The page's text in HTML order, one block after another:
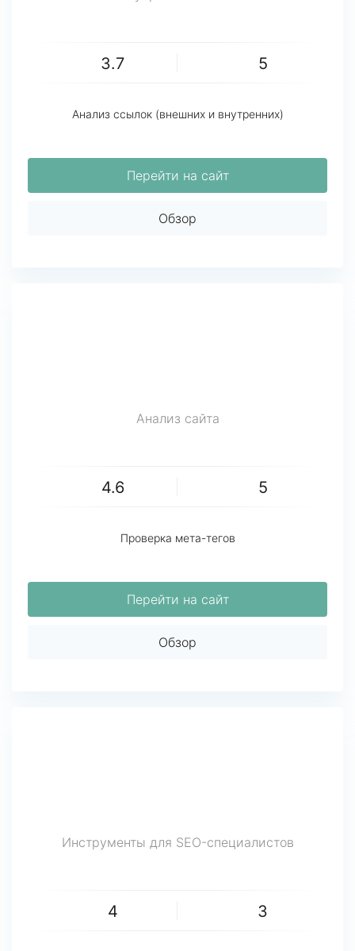
3.7 5
Анализ ссылок (внешних и внутренних)
Перейти на сайт
Обзор
Анализ сайта
4.6 5
Проверка мета-тегов
Перейти на сайт
Обзор
Инструменты для SEO-специалистов
4 3